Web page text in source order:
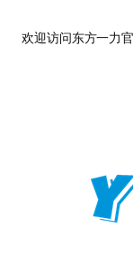
至欢迎访问东方一力